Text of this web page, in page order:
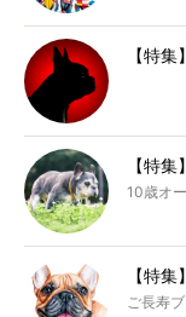
【特
【特
10歳オ
【特
ご長寿